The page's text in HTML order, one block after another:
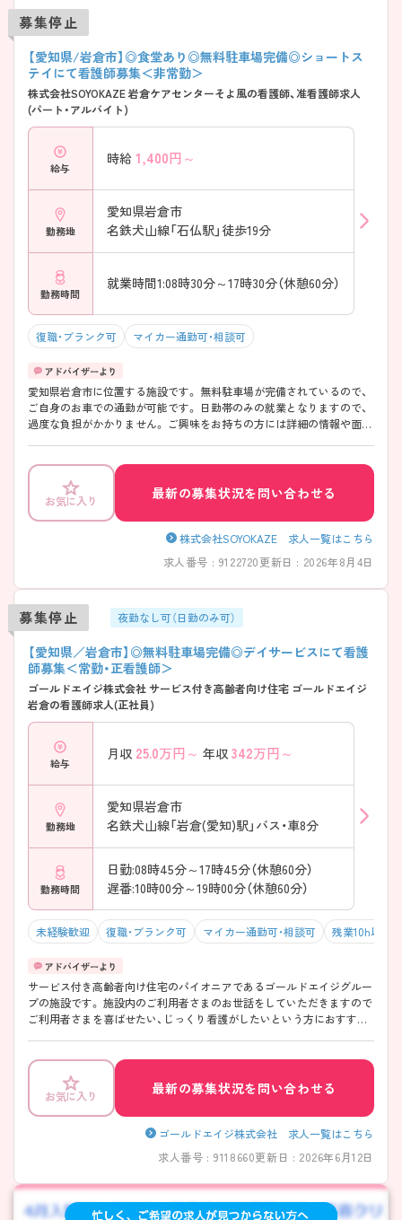
募集停止
【愛知県/岩倉市】◎食堂あり◎無料駐車場完備◎ショートス
テイにて看護師募集＜非常勤＞
株式会社SOYOKAZE 岩倉ケアセンターそよ風の看護師、准看護師求人
(パート・アルバイト)
給与
時給 1,400円～
勤務地
愛知県岩倉市
名鉄犬山線「石仏駅」徒歩19分
勤務時間
就業時間1:08時30分～17時30分（休憩60分）
復職・ブランク可 マイカー通勤可・相談可
愛知県岩倉市に位置する施設です。 無料駐車場が完備されているので、
ご自身のお車での通勤が可能です。 日勤帯のみの就業となりますので、
過度な負担がかかりません。 ご興味をお持ちの方には詳細の情報や面接
お気に入り 最新の募集状況を問い合わせる
株式会社SOYOKAZE 求人一覧はこちら
求人番号 : 9122720更新日 : 2026年8月4日
募集停止 夜勤なし可（日勤のみ可）
【愛知県／岩倉市】◎無料駐車場完備◎デイサービスにて看護
師募集＜常勤・正看護師＞
ゴールドエイジ株式会社 サービス付き高齢者向け住宅 ゴールドエイジ
岩倉の看護師求人(正社員)
給与
月収 25.0万円～ 年収 342万円～
勤務地
愛知県岩倉市
名鉄犬山線「岩倉(愛知)駅」バス・車8分
勤務時間
日勤:08時45分～17時45分（休憩60分）
遅番:10時00分～19時00分（休憩60分）
未経験歓迎 復職・ブランク可 マイカー通勤可・相談可 残業10h以下（
サービス付き高齢者向け住宅のパイオニアであるゴールドエイジグルー
プの施設です。 施設内のご利用者さまのお世話をしていただきますので
ご利用者さまを喜ばせたい、じっくり看護がしたいという方におすすめ
伝えしますのでお気軽にご連絡ください。
お気に入り
最新の募集状況を問い合わせる
ゴールドエイジ株式会社 求人一覧はこちら
求人番号 : 9118660更新日 : 2026年6月12日